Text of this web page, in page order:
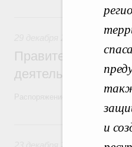
и
Правительство
деятельности на
Распоряжение от 19 декабря